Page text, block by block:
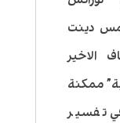
دينت
الاخير
ممكنة
تفسير